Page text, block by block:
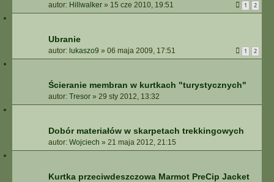
autor: Hillwalker » 15 cze 2010, 19:51 1 2
Ubranie
autor: lukaszo9 » 06 maja 2009, 17:51 1 2
Ścieranie membran w kurtkach "turystycznych"
autor: Tresor » 29 sty 2012, 13:32
Dobór materiałów w skarpetach trekkingowych
autor: Wojciech » 21 maja 2012, 21:15
Kurtka przeciwdeszczowa Marmot PreCip Jacket